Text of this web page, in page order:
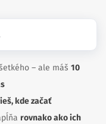
– ale máš 10
kde začať
rovnako ako ich